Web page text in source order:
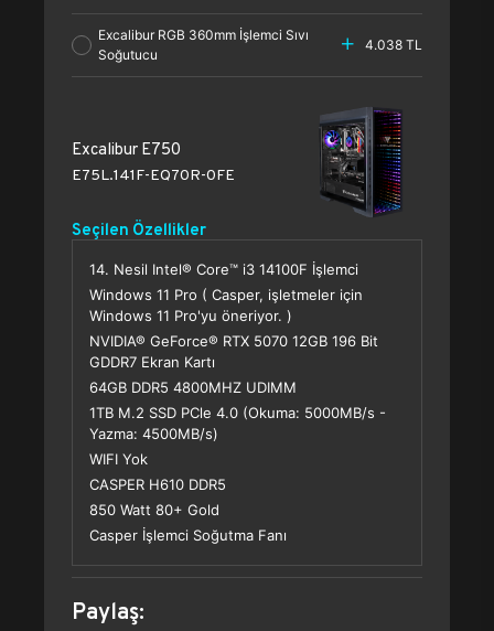
Excalibur RGB 360mm İşlemci Sıvı
Soğutucu
4.038 TL
Excalibur E750
E75L.141F-EQ70R-0FE
Seçilen Özellikler
14. Nesil Intel® Core™ i3 14100F İşlemci
Windows 11 Pro ( Casper, işletmeler için
Windows 11 Pro'yu öneriyor. )
NVIDIA® GeForce® RTX 5070 12GB 196 Bit
GDDR7 Ekran Kartı
64GB DDR5 4800MHZ UDIMM
1TB M.2 SSD PCle 4.0 (Okuma: 5000MB/s -
Yazma: 4500MB/s)
WIFI Yok
CASPER H610 DDR5
850 Watt 80+ Gold
Casper İşlemci Soğutma Fanı
Paylaş: